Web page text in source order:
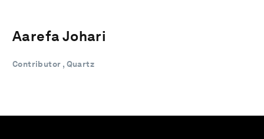
Aarefa Johari
Contributor , Quartz